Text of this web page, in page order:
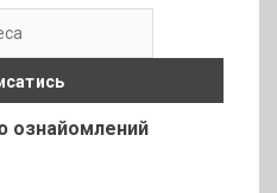
ознайомлений